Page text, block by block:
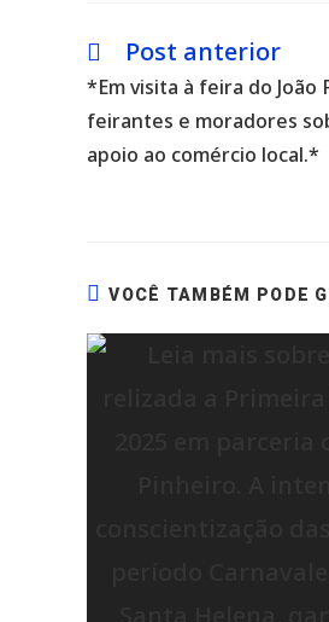
Leia
artigos
Post anterior
*Em visita à feira do João
feirantes e moradores
apoio ao comércio local.*
VOCÊ TAMBÉM PODE